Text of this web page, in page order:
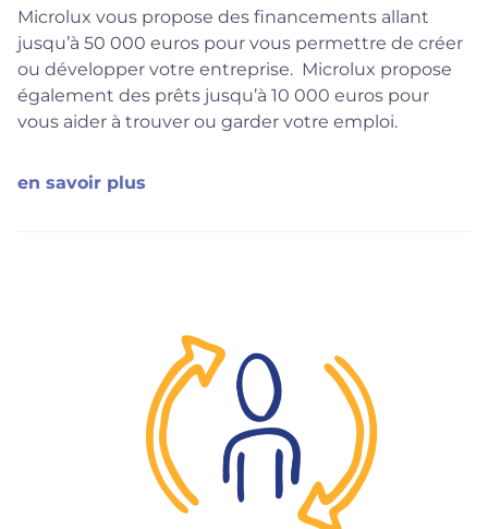
Microlux vous propose des financements allant
jusqu’à 50 000 euros pour vous permettre de créer
ou développer votre entreprise. Microlux propose
également des prêts jusqu’à 10 000 euros pour
vous aider à trouver ou garder votre emploi.
en savoir plus